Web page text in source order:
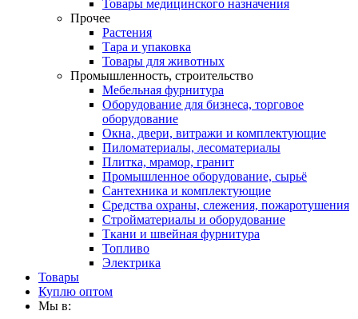
Товары медицинского назначения
Прочее
Растения
Тара и упаковка
Товары для животных
Промышленность, строительство
Мебельная фурнитура
Оборудование для бизнеса, торговое
оборудование
Окна, двери, витражи и комплектующие
Пиломатериалы, лесоматериалы
Плитка, мрамор, гранит
Промышленное оборудование, сырьё
Сантехника и комплектующие
Средства охраны, слежения, пожаротушения
Стройматериалы и оборудование
Ткани и швейная фурнитура
Топливо
Электрика
Товары
Куплю оптом
Мы в: